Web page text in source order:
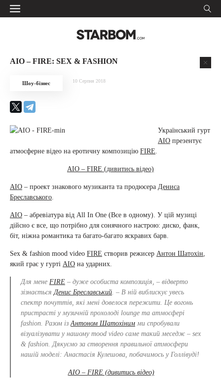
AIO – FIRE: SEX & FASHION
Шоу-бізнес 10 Серпня 2018
Український гурт
AIO презентує
атмосферне відео на еротичну композицію FIRE.
AIO – FIRE (дивитись відео)
AIO – проект знакового музиканта та продюсера Дениса
Бреславського.
AIO – абревіатура від All In One (Все в одному). У цій музиці
дійсно є все, що потрібно для сонячного настрою: диско, фанк,
біт, ніжна романтика та багато-багато яскравих барв.
Sex & fashion mood video FIRE створив режисер Антон Шатохін,
який грає у гурті AIO на ударних.
Для мене FIRE – дуже особиста композиція, – відверто
зізнаєтьсяДенис Бреславський. – В ній виблискує увесь
спектр почуттів, які мені довелося пережити. Це вогонь
пристрасті у музичній прохолоді lounge та атмосфері
fashion. Разом ізАнтоном Шатохіним ми спробували
візуалізувати у нашому mood video саме такий меседж – sex
& fashion. Дякуємо за створення правильної атмосфери
нашій моделі: Анастасія Кулешова, побачимось у Голлівуді!
AIO – FIRE (дивитись відео)